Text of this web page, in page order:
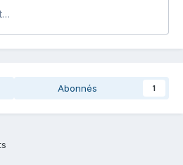
Abonnés 1